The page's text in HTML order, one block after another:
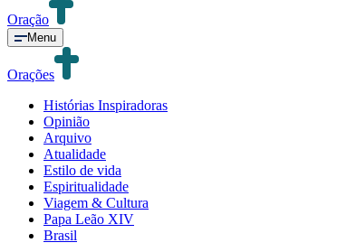
Oração
Menu
Orações
Histórias Inspiradoras
Opinião
Arquivo
Atualidade
Estilo de vida
Espiritualidade
Viagem & Cultura
Papa Leão XIV
Brasil